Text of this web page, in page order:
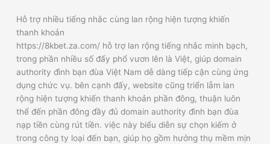
Hỗ trợ nhiều tiếng nhắc cùng lan rộng hiện tượng khiến
thanh khoản
https://8kbet.za.com/ hỗ trợ lan rộng tiếng nhắc minh bạch,
trong phần nhiều số đấy phổ vươn lên là Việt, giúp domain
authority đình bạn đùa Việt Nam dễ dàng tiếp cận cùng ứng
dụng chức vụ. bên cạnh đấy, website cũng triển lẵm lan
rộng hiện tượng khiến thanh khoản phần đông, thuận luôn
thể đến phần đông đầy đủ domain authority đình bạn đùa
nạp tiền cùng rút tiền. việc này biểu diễn sự chọn kiếm ở
trong công ty loại đến bạn, giúp họ gồm hưởng thụ mềm mịn